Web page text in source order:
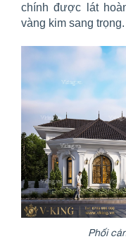
chính được lát
vàng kim sang trọng.
Phối